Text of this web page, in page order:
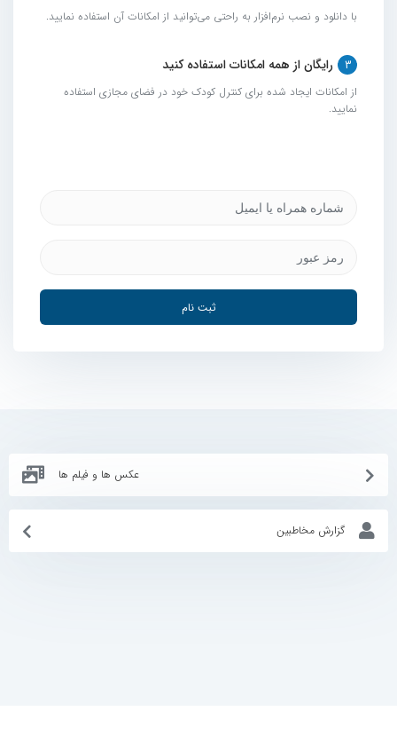
با دانلود و نصب نرم‌افزار به راحتی می‌توانید از امکانات آن استفاده نمایید.
3 رایگان از همه امکانات استفاده کنید
از امکانات ایجاد شده برای کنترل کودک خود در فضای مجازی استفاده
نمایید.
ثبت نام
عکس ها و فیلم ها
گزارش مخاطبین